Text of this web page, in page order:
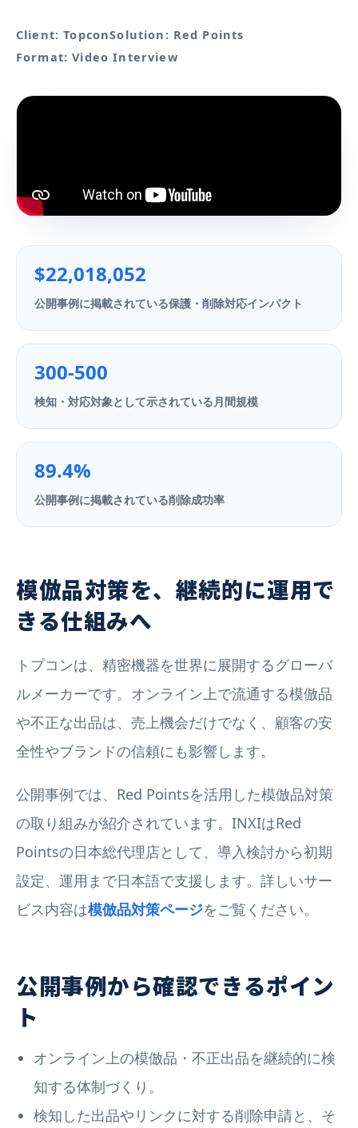
Client: TopconSolution: Red Points
Format: Video Interview
$22,018,052
公開事例に掲載されている保護・削除対応インパクト
300-500
検知・対応対象として示されている月間規模
89.4%
公開事例に掲載されている削除成功率
模倣品対策を、継続的に運用で
きる仕組みへ
トプコンは、精密機器を世界に展開するグローバ
ルメーカーです。オンライン上で流通する模倣品
や不正な出品は、売上機会だけでなく、顧客の安
全性やブランドの信頼にも影響します。
公開事例では、Red Pointsを活用した模倣品対策
の取り組みが紹介されています。INXIはRed
Pointsの日本総代理店として、導入検討から初期
設定、運用まで日本語で支援します。詳しいサー
ビス内容は模倣品対策ページをご覧ください。
公開事例から確認できるポイン
ト
オンライン上の模倣品・不正出品を継続的に検
知する体制づくり。
検知した出品やリンクに対する削除申請と、そ